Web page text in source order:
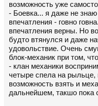
возможность уже
- Боевка... я даже не
впечатления - говно
впечатления верны. Но
будто втянулся и даже
удовольствие. Очень
блок-механик при том,
- клан механики
четыре спела на рыльце,
возможность взять и
дальнейшем, такшо пока